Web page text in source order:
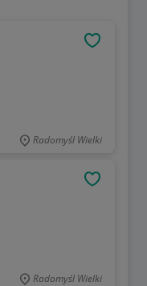
Radomyśl Wielki
Radomyśl Wielki